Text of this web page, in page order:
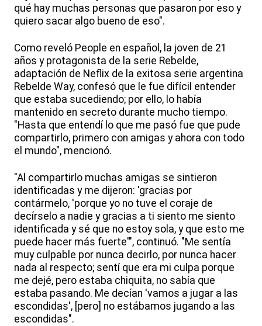
qué hay muchas personas que pasaron por eso y
quiero sacar algo bueno de eso".
Como reveló People en español, la joven de 21
años y protagonista de la serie Rebelde,
adaptación de Neflix de la exitosa serie argentina
Rebelde Way, confesó que le fue difícil entender
que estaba sucediendo; por ello, lo había
mantenido en secreto durante mucho tiempo.
"Hasta que entendí lo que me pasó fue que pude
compartirlo, primero con amigas y ahora con todo
el mundo", mencionó.
"Al compartirlo muchas amigas se sintieron
identificadas y me dijeron: 'gracias por
contármelo, 'porque yo no tuve el coraje de
decírselo a nadie y gracias a ti siento me siento
identificada y sé que no estoy sola, y que esto me
puede hacer más fuerte'", continuó. "Me sentía
muy culpable por nunca decirlo, por nunca hacer
nada al respecto; sentí que era mi culpa porque
me dejé, pero estaba chiquita, no sabía que
estaba pasando. Me decían 'vamos a jugar a las
escondidas', [pero] no estábamos jugando a las
escondidas".